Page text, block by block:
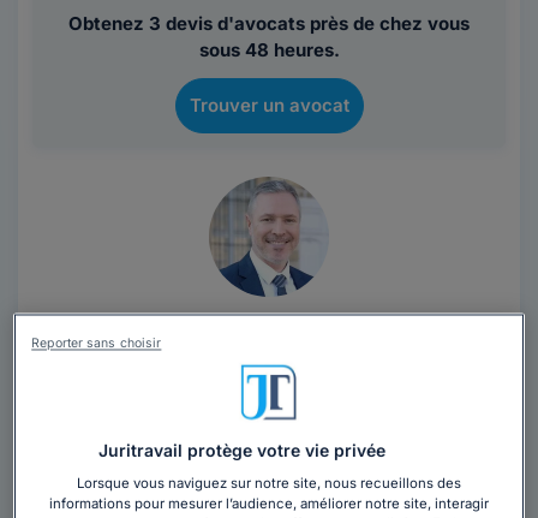
Obtenez 3 devis d'avocats près de chez vous
sous 48 heures.
Trouver un avocat
Maître Cédric BERNAT
Avocat au barreau de Bordeaux
Bordeaux, 33200
13 années d'expérience
Contacter cet avocat
Juritravail protège votre vie privée
Lorsque vous naviguez sur notre site, nous recueillons des
informations pour mesurer l’audience, améliorer notre site, interagir
Reporter sans choisir